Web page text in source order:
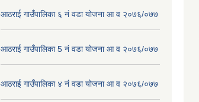
आठराई गाउँपालिका ६ नं वडा योजना आ व २०७६/०७७
आठराई गाउँपालिका 5 नं वडा योजना आ व २०७६/०७७
आठराई गाउँपालिका ४ नं वडा योजना आ व २०७६/०७७